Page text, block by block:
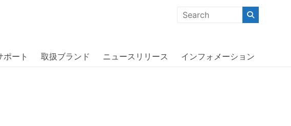
め「ユニークな商品」「機能的な商品」「コストパフォーマンスの高い商
ポート 取扱ブランド ニュースリリース インフォメーション